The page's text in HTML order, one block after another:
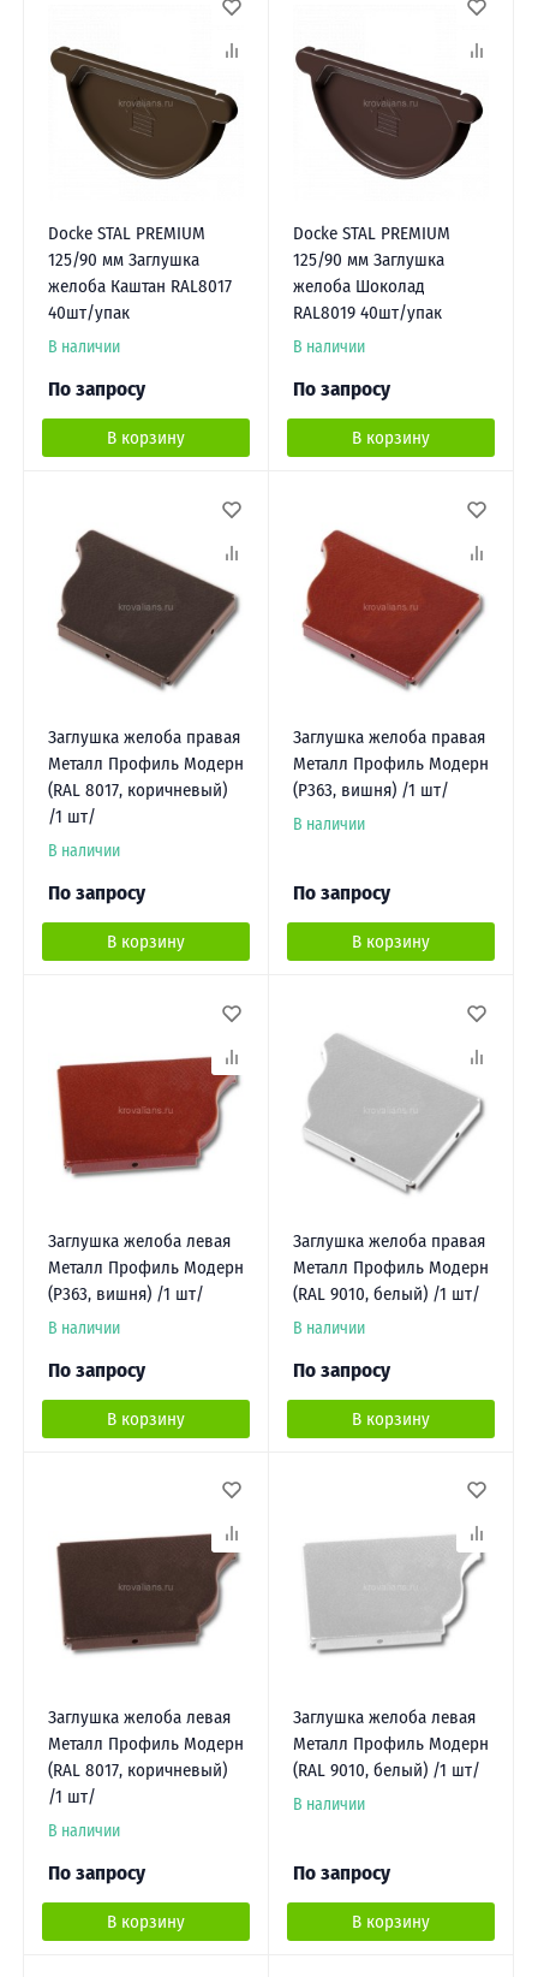
Docke STAL PREMIUM
125/90 мм Заглушка
желоба Каштан RAL8017
40шт/упак
В наличии
По запросу
В корзину
Docke STAL PREMIUM
125/90 мм Заглушка
желоба Шоколад
RAL8019 40шт/упак
В наличии
По запросу
В корзину
Заглушка желоба правая
Металл Профиль Модерн
(RAL 8017, коричневый)
/1 шт/
В наличии
По запросу
В корзину
Заглушка желоба правая
Металл Профиль Модерн
(P363, вишня) /1 шт/
В наличии
По запросу
В корзину
Заглушка желоба левая
Металл Профиль Модерн
(P363, вишня) /1 шт/
В наличии
По запросу
В корзину
Заглушка желоба правая
Металл Профиль Модерн
(RAL 9010, белый) /1 шт/
В наличии
По запросу
В корзину
Заглушка желоба левая
Металл Профиль Модерн
(RAL 8017, коричневый)
/1 шт/
В наличии
По запросу
В корзину
Заглушка желоба левая
Металл Профиль Модерн
(RAL 9010, белый) /1 шт/
В наличии
По запросу
В корзину